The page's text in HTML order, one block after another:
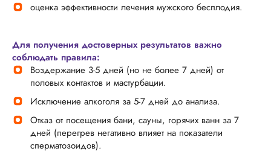
оценка эффективности лечения мужского бесплодия.
Для получения достоверных результатов важно
соблюдать правила:
Воздержание 3-5 дней (но не более 7 дней) от
половых контактов и мастурбации.
Исключение алкоголя за 5-7 дней до анализа.
Отказ от посещения бани, сауны, горячих ванн за 7
дней (перегрев негативно влияет на показатели
сперматозоидов).